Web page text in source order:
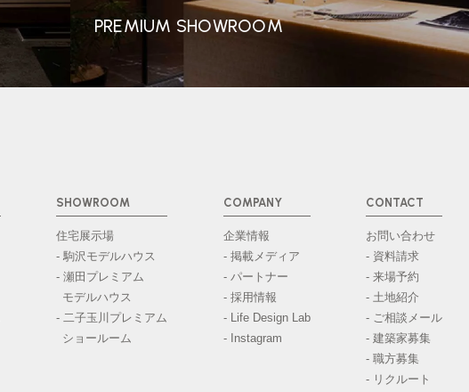
PREMIUM SHOWROOM
SHOWROOM
住宅展示場
- 駒沢モデルハウス
- 瀬田プレミアム
モデルハウス
- 二子玉川プレミアム
ショールーム
COMPANY
企業情報
- 掲載メディア
- パートナー
- 採用情報
- Life Design Lab
- Instagram
CONTACT
お問い合わせ
- 資料請求
- 来場予約
- 土地紹介
- ご相談メール
- 建築家募集
- 職方募集
- リクルート